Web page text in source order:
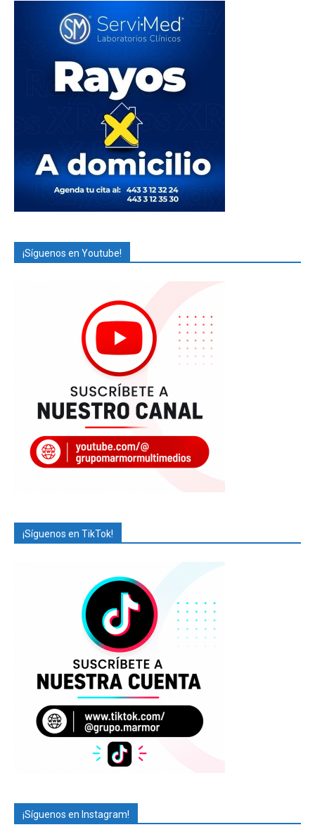
¡Síguenos en Youtube!
¡Síguenos en TikTok!
¡Síguenos en Instagram!